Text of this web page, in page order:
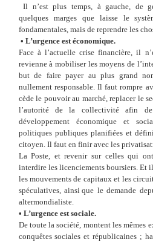
Il n’est plus temps, à gauche, de
quelques marges que laisse le
fondamentales, mais de reprendre les
• L’urgence est économique.
Face à l’actuelle crise financière, il
revienne à mobiliser les moyens de
but de faire payer au plus grand
nullement responsable. Il faut rompre
cède le pouvoir au marché, replacer le
l’autorité de la collectivité afin
développement économique et
politiques publiques planifiées et
citoyen. Il faut en finir avec les
La Poste, et revenir sur celles qui
interdire les licenciements boursiers. Et
les mouvements de capitaux et les
spéculatives, ainsi que le demande
altermondialiste.
• L’urgence est sociale.
De toute la société, montent les mêmes
conquêtes sociales et républicaines ;